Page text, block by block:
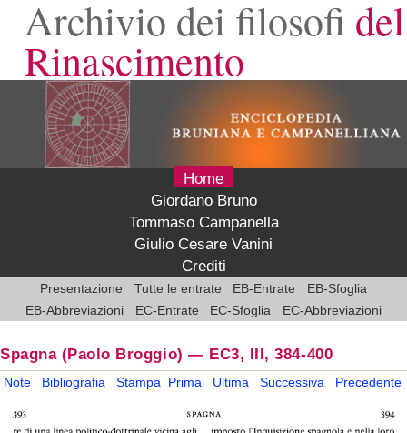
Archivio dei filosofi del
Rinascimento
Home
Giordano Bruno
Tommaso Campanella
Giulio Cesare Vanini
Crediti
Presentazione Tutte le entrate EB-Entrate
EB-Sfoglia
EB-Abbreviazioni
EC-Entrate EC-Sfoglia EC-Abbreviazioni
Spagna (Paolo Broggio) — EC3, III, 384-400
Note Bibliografia Stampa Prima Ultima Successiva Precedente